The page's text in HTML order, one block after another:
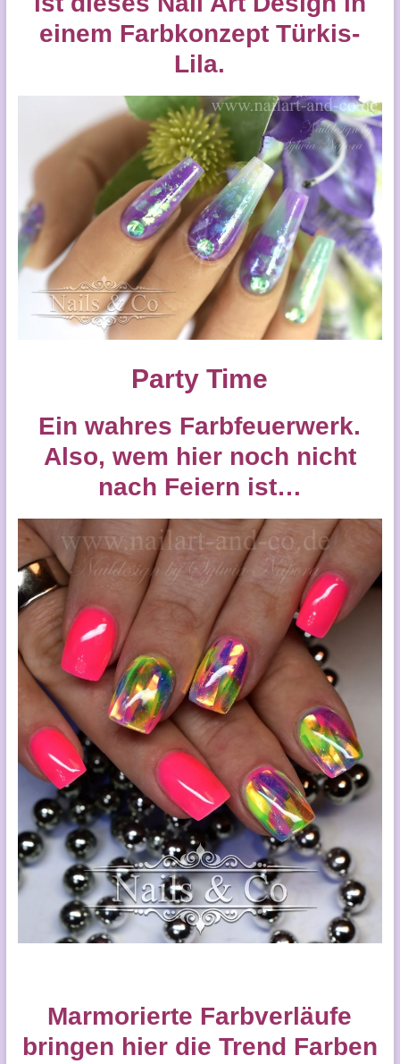
einem Farbkonzept Türkis-
Lila.
Party Time
Ein wahres Farbfeuerwerk.
Also, wem hier noch nicht
nach Feiern ist…
Marmorierte Farbverläufe
bringen hier die Trend Farben